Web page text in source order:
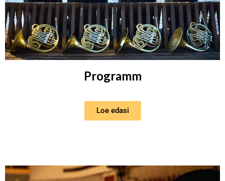
Programm
Loe edasi